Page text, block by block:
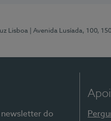
Lisboa | Avenida Lusíada, 100,
do